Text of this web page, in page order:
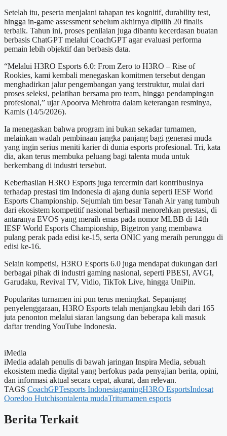
Setelah itu, peserta menjalani tahapan tes kognitif, durability test,
hingga in-game assessment sebelum akhirnya dipilih 20 finalis
terbaik. Tahun ini, proses penilaian juga dibantu kecerdasan buatan
berbasis ChatGPT melalui CoachGPT agar evaluasi performa
pemain lebih objektif dan berbasis data.
“Melalui H3RO Esports 6.0: From Zero to H3RO – Rise of
Rookies, kami kembali menegaskan komitmen tersebut dengan
menghadirkan jalur pengembangan yang terstruktur, mulai dari
proses seleksi, pelatihan bersama pro team, hingga pendampingan
profesional,” ujar Apoorva Mehrotra dalam keterangan resminya,
Kamis (14/5/2026).
Ia menegaskan bahwa program ini bukan sekadar turnamen,
melainkan wadah pembinaan jangka panjang bagi generasi muda
yang ingin serius meniti karier di dunia esports profesional. Tri, kata
dia, akan terus membuka peluang bagi talenta muda untuk
berkembang di industri tersebut.
Keberhasilan H3RO Esports juga tercermin dari kontribusinya
terhadap prestasi tim Indonesia di ajang dunia seperti IESF World
Esports Championship. Sejumlah tim besar Tanah Air yang tumbuh
dari ekosistem kompetitif nasional berhasil menorehkan prestasi, di
antaranya EVOS yang meraih emas pada nomor MLBB di 14th
IESF World Esports Championship, Bigetron yang membawa
pulang perak pada edisi ke-15, serta ONIC yang meraih perunggu di
edisi ke-16.
Selain kompetisi, H3RO Esports 6.0 juga mendapat dukungan dari
berbagai pihak di industri gaming nasional, seperti PBESI, AVGI,
Garudaku, Revival TV, Vidio, TikTok Live, hingga UniPin.
Popularitas turnamen ini pun terus meningkat. Sepanjang
penyelenggaraan, H3RO Esports telah menjangkau lebih dari 165
juta penonton melalui siaran langsung dan beberapa kali masuk
daftar trending YouTube Indonesia.
iMedia
iMedia adalah penulis di bawah jaringan Inspira Media, sebuah
ekosistem media digital yang berfokus pada penyajian berita, opini,
dan informasi aktual secara cepat, akurat, dan relevan.
TAGS CoachGPTesports IndonesiagamingH3RO EsportsIndosat
Ooredoo Hutchisontalenta mudaTriturnamen esports
Berita Terkait